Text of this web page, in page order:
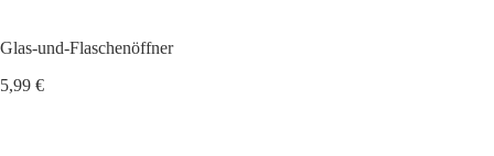
Glas-und-Flaschenöffner
5,99 €